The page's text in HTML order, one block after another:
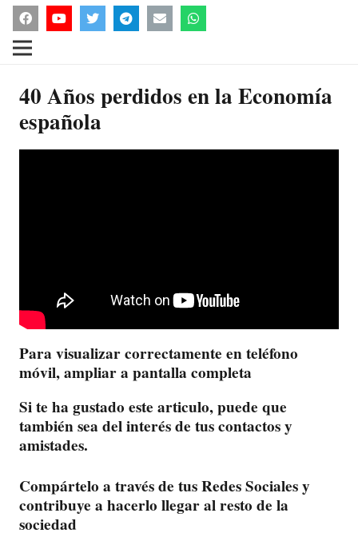
40 Años perdidos en la Economía
española
Para visualizar correctamente en teléfono
móvil, ampliar a pantalla completa
Si te ha gustado este articulo, puede que
también sea del interés de tus contactos y
amistades.
Compártelo a través de tus Redes Sociales y
contribuye a hacerlo llegar al resto de la
sociedad